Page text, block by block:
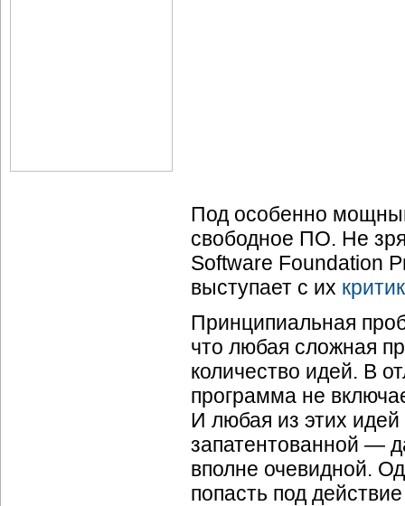
Под особенно
свободное ПО. Не
Software Foundation
выступает с их
Принципиальная
что любая сложная
количество идей. В
программа не
И любая из этих
запатентованной —
вполне очевидной.
попасть под